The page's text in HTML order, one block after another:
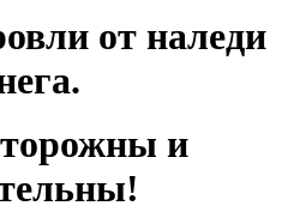
от наледи
и